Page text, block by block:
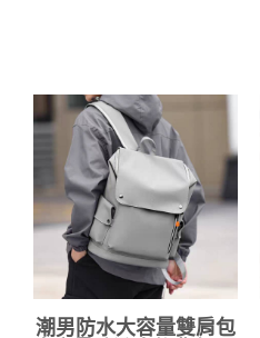
潮男防水大容量雙肩包